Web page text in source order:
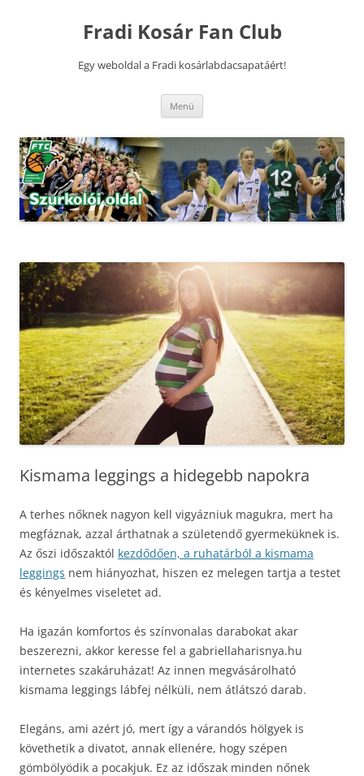
Fradi Kosár Fan Club
Egy weboldal a Fradi kosárlabdacsapatáért!
Menü
Kismama leggings a hidegebb napokra
A terhes nőknek nagyon kell vigyázniuk magukra, mert ha
megfáznak, azzal árthatnak a születendő gyermeküknek is.
Az őszi időszaktól kezdődően, a ruhatárból a kismama
leggings nem hiányozhat, hiszen ez melegen tartja a testet
és kényelmes viseletet ad.
Ha igazán komfortos és színvonalas darabokat akar
beszerezni, akkor keresse fel a gabriellaharisnya.hu
internetes szakáruházat! Az innen megvásárolható
kismama leggings lábfej nélküli, nem átlátszó darab.
Elegáns, ami azért jó, mert így a várandós hölgyek is
követhetik a divatot, annak ellenére, hogy szépen
gömbölyödik a pocakjuk. Ez az időszak minden nőnek